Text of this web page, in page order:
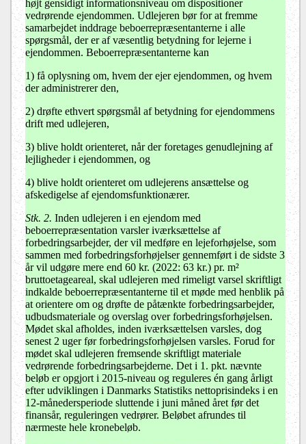
højt gensidigt informationsniveau om dispositioner
vedrørende ejendommen. Udlejeren bør for at fremme
samarbejdet inddrage beboerrepræsentanterne i alle
spørgsmål, der er af væsentlig betydning for lejerne i
ejendommen. Beboerrepræsentanterne kan
1) få oplysning om, hvem der ejer ejendommen, og hvem
der administrerer den,
2) drøfte ethvert spørgsmål af betydning for ejendommens
drift med udlejeren,
3) blive holdt orienteret, når der foretages genudlejning af
lejligheder i ejendommen, og
4) blive holdt orienteret om udlejerens ansættelse og
afskedigelse af ejendomsfunktionærer.
Stk. 2. Inden udlejeren i en ejendom med
beboerrepræsentation varsler iværksættelse af
forbedringsarbejder, der vil medføre en lejeforhøjelse, som
sammen med forbedringsforhøjelser gennemført i de sidste 3
år vil udgøre mere end 60 kr. (2022: 63 kr.) pr. m²
bruttoetageareal, skal udlejeren med rimeligt varsel skriftligt
indkalde beboerrepræsentanterne til et møde med henblik på
at orientere om og drøfte de påtænkte forbedringsarbejder,
udbudsmateriale og overslag over forbedringsforhøjelsen.
Mødet skal afholdes, inden iværksættelsen varsles, dog
senest 2 uger før forbedringsforhøjelsen varsles. Forud for
mødet skal udlejeren fremsende skriftligt materiale
vedrørende forbedringsarbejderne. Det i 1. pkt. nævnte
beløb er opgjort i 2015-niveau og reguleres én gang årligt
efter udviklingen i Danmarks Statistiks nettoprisindeks i en
12-månedersperiode sluttende i juni måned året før det
finansår, reguleringen vedrører. Beløbet afrundes til
nærmeste hele kronebeløb.